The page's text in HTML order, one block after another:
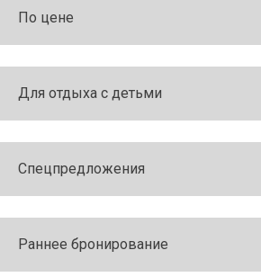
По цене
Для отдыха с детьми
Спецпредложения
Раннее бронирование